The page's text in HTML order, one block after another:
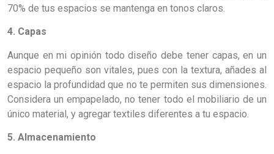
70% de tus espacios se mantenga en tonos claros.
4. Capas
Aunque en mi opinión todo diseño debe tener capas, en un
espacio pequeño son vitales, pues con la textura, añades al
espacio la profundidad que no te permiten sus dimensiones.
Considera un empapelado, no tener todo el mobiliario de un
único material, y agregar textiles diferentes a tu espacio.
5. Almacenamiento